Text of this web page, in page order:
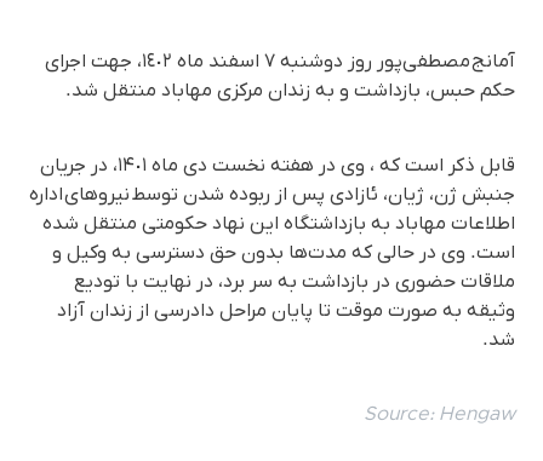
آمانج مصطفی‌پور روز دوشنبه ٧ اسفند ماه ١٤٠٢، جهت اجرای
حکم حبس، بازداشت و به زندان مرکزی مهاباد منتقل شد.
قابل ذکر است که ، وی در هفته نخست دی ماه ١۴٠١، در جریان
جنبش ژن، ژیان، ئازادی پس از ربوده شدن توسط نیروهای اداره
اطلاعات مهاباد به بازداشتگاه این نهاد حکومتی منتقل شده
است. وی در حالی که مدت‌ها بدون حق دسترسی به وکیل و
ملاقات حضوری در بازداشت به سر برد، در نهایت با تودیع
وثیقه به صورت موقت تا پایان مراحل دادرسی از زندان آزاد
شد.
Source: Hengaw